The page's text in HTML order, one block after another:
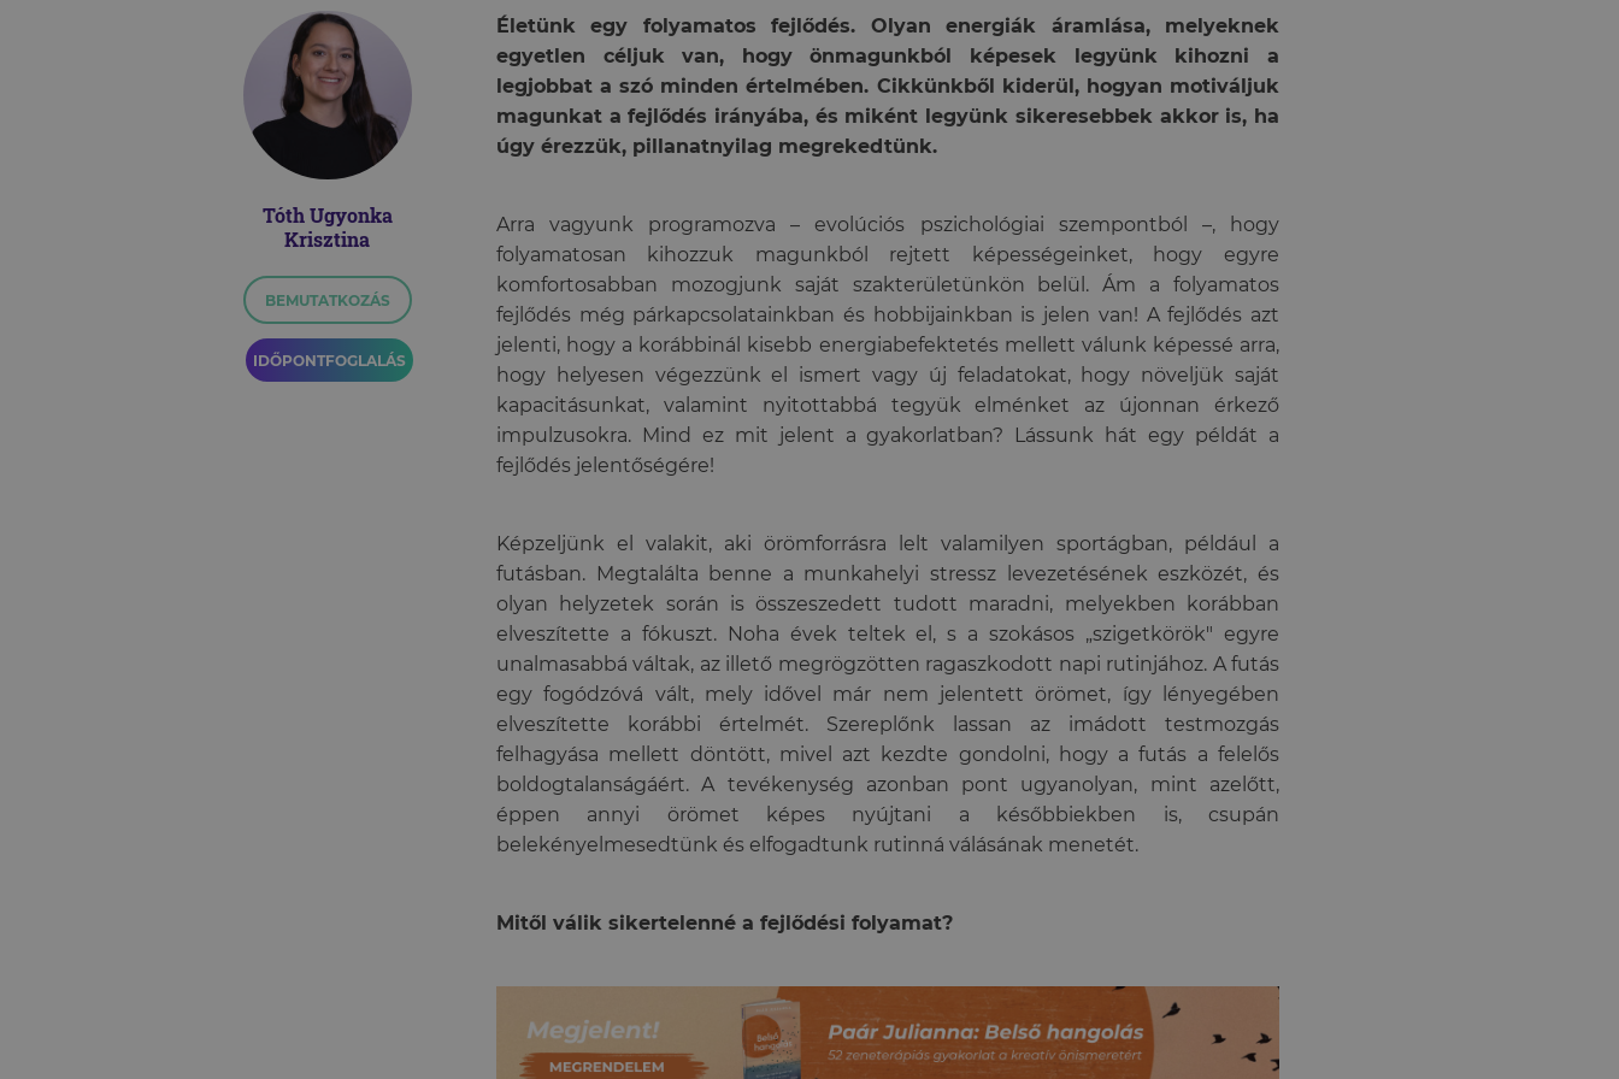
Tóth Ugyonka
Krisztina
BEMUTATKOZÁS
IDŐPONTFOGLALÁS
Életünk egy folyamatos fejlődés. Olyan energiák áramlása, melyeknek
egyetlen céljuk van, hogy önmagunkból képesek legyünk kihozni a
legjobbat a szó minden értelmében. Cikkünkből kiderül, hogyan motiváljuk
magunkat a fejlődés irányába, és miként legyünk sikeresebbek akkor is, ha
úgy érezzük, pillanatnyilag megrekedtünk.
Arra vagyunk programozva – evolúciós pszichológiai szempontból –, hogy
folyamatosan kihozzuk magunkból rejtett képességeinket, hogy egyre
komfortosabban mozogjunk saját szakterületünkön belül. Ám a folyamatos
fejlődés még párkapcsolatainkban és hobbijainkban is jelen van! A fejlődés azt
jelenti, hogy a korábbinál kisebb energiabefektetés mellett válunk képessé arra,
hogy helyesen végezzünk el ismert vagy új feladatokat, hogy növeljük saját
kapacitásunkat, valamint nyitottabbá tegyük elménket az újonnan érkező
impulzusokra. Mind ez mit jelent a gyakorlatban? Lássunk hát egy példát a
fejlődés jelentőségére!
Képzeljünk el valakit, aki örömforrásra lelt valamilyen sportágban, például a
futásban. Megtalálta benne a munkahelyi stressz levezetésének eszközét, és
olyan helyzetek során is összeszedett tudott maradni, melyekben korábban
elveszítette a fókuszt. Noha évek teltek el, s a szokásos „szigetkörök" egyre
unalmasabbá váltak, az illető megrögzötten ragaszkodott napi rutinjához. A futás
egy fogódzóvá vált, mely idővel már nem jelentett örömet, így lényegében
elveszítette korábbi értelmét. Szereplőnk lassan az imádott testmozgás
felhagyása mellett döntött, mivel azt kezdte gondolni, hogy a futás a felelős
boldogtalanságáért. A tevékenység azonban pont ugyanolyan, mint azelőtt,
éppen annyi örömet képes nyújtani a későbbiekben is, csupán
belekényelmesedtünk és elfogadtunk rutinná válásának menetét.
Mitől válik sikertelenné a fejlődési folyamat?